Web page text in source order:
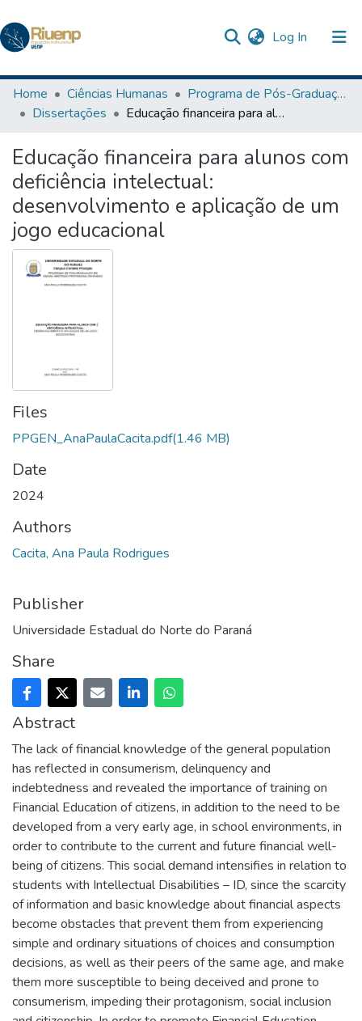
Log In (current)
Communities & Collections
Browse DSpace
Statistics
The Repository
Home Ciências Humanas
Programa de Pós-Graduação em Ensino
Dissertações
Educação financeira para alunos com deficiência intelectual: desenvolvimento e aplicação de um jogo educacional
Educação financeira para alunos com
deficiência intelectual:
desenvolvimento e aplicação de um
jogo educacional
Files
PPGEN_AnaPaulaCacita.pdf(1.46 MB)
Date
2024
Authors
Cacita, Ana Paula Rodrigues
Publisher
Universidade Estadual do Norte do Paraná
Share
Abstract
The lack of financial knowledge of the general population
has reflected in consumerism, delinquency and
indebtedness and revealed the importance of training on
Financial Education of citizens, in addition to the need to be
developed from a very early age, in school environments, in
order to contribute to the current and future financial well-
being of citizens. This social demand intensifies in relation to
students with Intellectual Disabilities – ID, since the scarcity
of information and basic knowledge about financial aspects
become obstacles that prevent them from experiencing
simple and ordinary situations of choices and consumption
decisions, as well as their peers of the same age, and make
them more susceptible to being deceived and prone to
consumerism, impeding their protagonism, social inclusion